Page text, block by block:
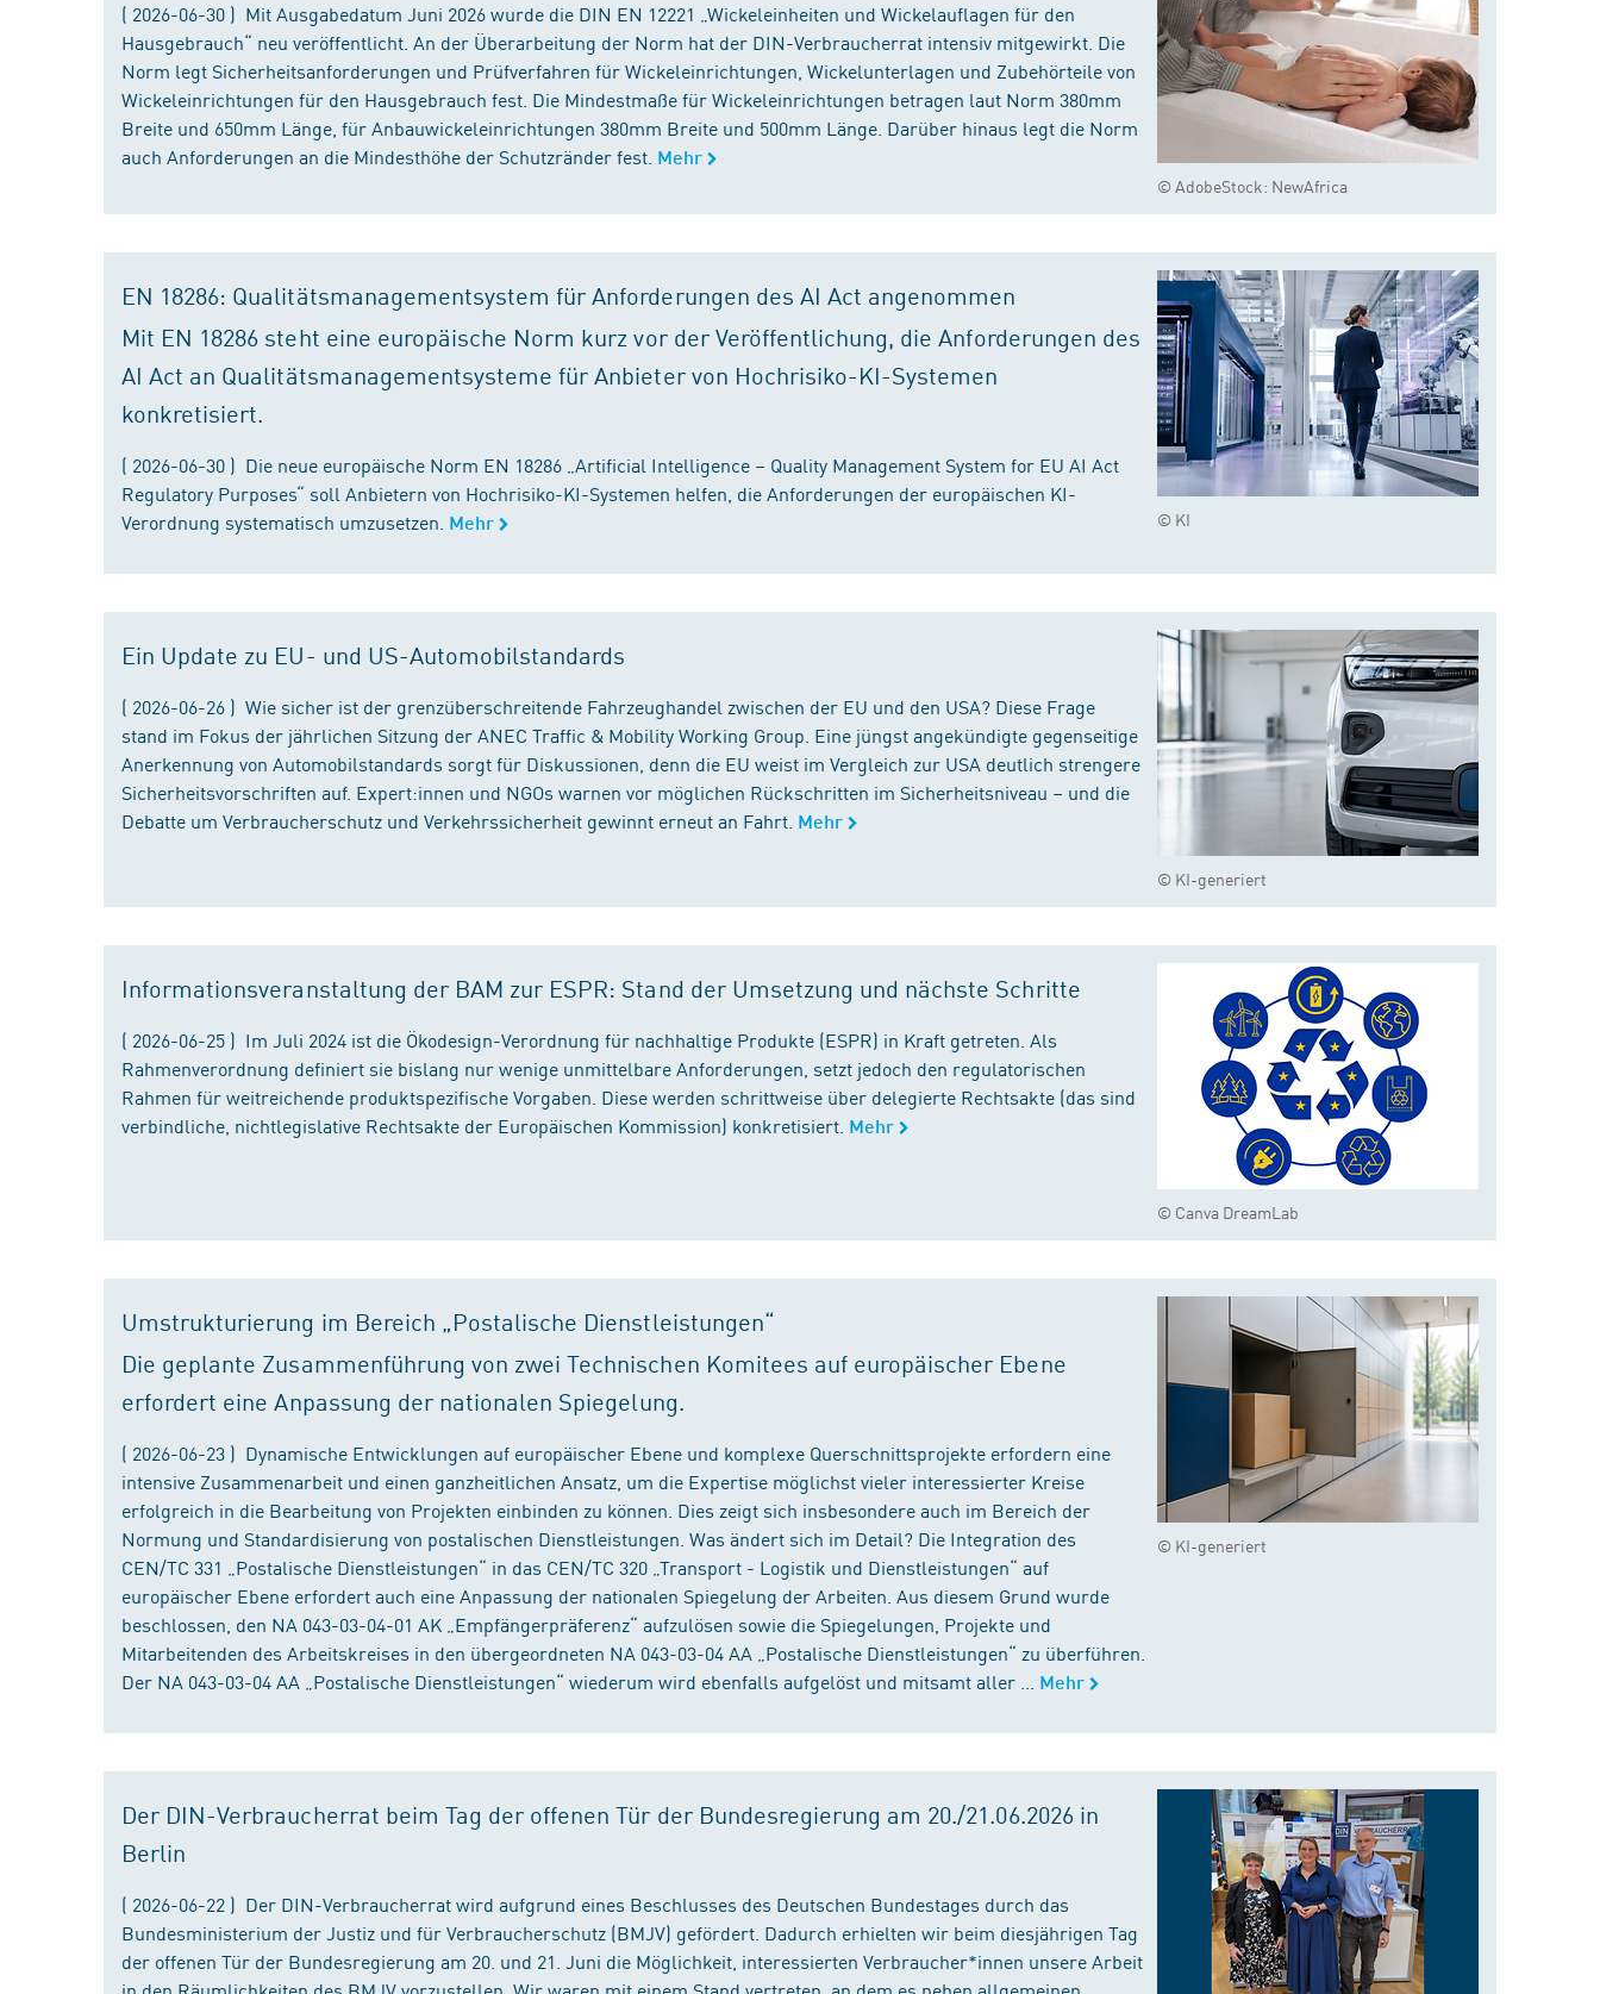
© AdobeStock: NewAfrica
( 2026-06-30 ) Mit Ausgabedatum Juni 2026 wurde die DIN EN 12221 „Wickeleinheiten und Wickelauflagen für den
Hausgebrauch“ neu veröffentlicht. An der Überarbeitung der Norm hat der DIN-Verbraucherrat intensiv mitgewirkt. Die
Norm legt Sicherheitsanforderungen und Prüfverfahren für Wickeleinrichtungen, Wickelunterlagen und Zubehörteile von
Wickeleinrichtungen für den Hausgebrauch fest. Die Mindestmaße für Wickeleinrichtungen betragen laut Norm 380mm
Breite und 650mm Länge, für Anbauwickeleinrichtungen 380mm Breite und 500mm Länge. Darüber hinaus legt die Norm
auch Anforderungen an die Mindesthöhe der Schutzränder fest. Mehr
© KI
EN 18286: Qualitätsmanagementsystem für Anforderungen des AI Act angenommen
Mit EN 18286 steht eine europäische Norm kurz vor der Veröffentlichung, die Anforderungen des
AI Act an Qualitätsmanagementsysteme für Anbieter von Hochrisiko-KI-Systemen
konkretisiert.
( 2026-06-30 ) Die neue europäische Norm EN 18286 „Artificial Intelligence – Quality Management System for EU AI Act
Regulatory Purposes“ soll Anbietern von Hochrisiko-KI-Systemen helfen, die Anforderungen der europäischen KI-
Verordnung systematisch umzusetzen. Mehr
© KI-generiert
Ein Update zu EU- und US-Automobilstandards
( 2026-06-26 ) Wie sicher ist der grenzüberschreitende Fahrzeughandel zwischen der EU und den USA? Diese Frage
stand im Fokus der jährlichen Sitzung der ANEC Traffic & Mobility Working Group. Eine jüngst angekündigte gegenseitige
Anerkennung von Automobilstandards sorgt für Diskussionen, denn die EU weist im Vergleich zur USA deutlich strengere
Sicherheitsvorschriften auf. Expert:innen und NGOs warnen vor möglichen Rückschritten im Sicherheitsniveau – und die
Debatte um Verbraucherschutz und Verkehrssicherheit gewinnt erneut an Fahrt. Mehr
© Canva DreamLab
Informationsveranstaltung der BAM zur ESPR: Stand der Umsetzung und nächste Schritte
( 2026-06-25 ) Im Juli 2024 ist die Ökodesign-Verordnung für nachhaltige Produkte (ESPR) in Kraft getreten. Als
Rahmenverordnung definiert sie bislang nur wenige unmittelbare Anforderungen, setzt jedoch den regulatorischen
Rahmen für weitreichende produktspezifische Vorgaben. Diese werden schrittweise über delegierte Rechtsakte (das sind
verbindliche, nichtlegislative Rechtsakte der Europäischen Kommission) konkretisiert. Mehr
© KI-generiert
Umstrukturierung im Bereich „Postalische Dienstleistungen“
Die geplante Zusammenführung von zwei Technischen Komitees auf europäischer Ebene
erfordert eine Anpassung der nationalen Spiegelung.
( 2026-06-23 ) Dynamische Entwicklungen auf europäischer Ebene und komplexe Querschnittsprojekte erfordern eine
intensive Zusammenarbeit und einen ganzheitlichen Ansatz, um die Expertise möglichst vieler interessierter Kreise
erfolgreich in die Bearbeitung von Projekten einbinden zu können. Dies zeigt sich insbesondere auch im Bereich der
Normung und Standardisierung von postalischen Dienstleistungen. Was ändert sich im Detail? Die Integration des
CEN/TC 331 „Postalische Dienstleistungen“ in das CEN/TC 320 „Transport - Logistik und Dienstleistungen“ auf
europäischer Ebene erfordert auch eine Anpassung der nationalen Spiegelung der Arbeiten. Aus diesem Grund wurde
beschlossen, den NA 043-03-04-01 AK „Empfängerpräferenz“ aufzulösen sowie die Spiegelungen, Projekte und
Mitarbeitenden des Arbeitskreises in den übergeordneten NA 043-03-04 AA „Postalische Dienstleistungen“ zu überführen.
Der NA 043-03-04 AA „Postalische Dienstleistungen“ wiederum wird ebenfalls aufgelöst und mitsamt aller ...
Mehr
Der DIN-Verbraucherrat beim Tag der offenen Tür der Bundesregierung am 20./21.06.2026 in
Berlin
( 2026-06-22 ) Der DIN-Verbraucherrat wird aufgrund eines Beschlusses des Deutschen Bundestages durch das
Bundesministerium der Justiz und für Verbraucherschutz (BMJV) gefördert. Dadurch erhielten wir beim diesjährigen Tag
der offenen Tür der Bundesregierung am 20. und 21. Juni die Möglichkeit, interessierten Verbraucher*innen unsere Arbeit